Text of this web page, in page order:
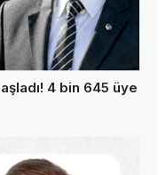
4 bin 645 üye